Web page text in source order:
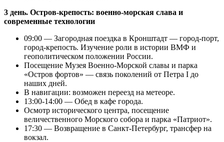
3 день. Остров-крепость: военно-морская слава и
современные технологии
09:00 — Загородная поездка в Кронштадт — город-порт,
город-крепость. Изучение роли в истории ВМФ и
геополитическом положении России.
Посещение Музея Военно-Морской славы и парка
«Остров фортов» — связь поколений от Петра I до
наших дней.
В навигации: возможен переезд на метеоре.
13:00-14:00 — Обед в кафе города.
Осмотр исторического центра, посещение
величественного Морского собора и парка «Патриот».
17:30 — Возвращение в Санкт-Петербург, трансфер на
вокзал.